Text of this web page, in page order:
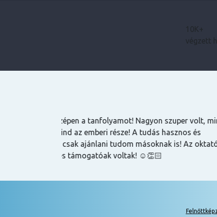
10K+
végzett
Magas tudású, szakképzett emberek
lehet szerezni általuk